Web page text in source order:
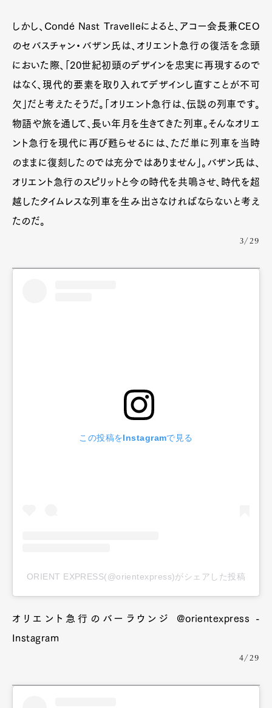
しかし、Condé Nast Travelleによると、アコー会長兼CEO
のセバスチャン・バザン氏は、オリエント急行の復活を念頭
においた際、「20世紀初頭のデザインを忠実に再現するので
はなく、現代的要素を取り入れてデザインし直すことが不可
欠」だと考えたそうだ。「オリエント急行は、伝説の列車です。
物語や旅を通して、長い年月を生きてきた列車。そんなオリエ
ント急行を現代に再び甦らせるには、ただ単に列車を当時
のままに復刻したのでは充分ではありません」。バザン氏は、
オリエント急行のスピリットと今の時代を共鳴させ、時代を超
越したタイムレスな列車を生み出さなければならないと考え
たのだ。
3/29
この投稿をInstagramで見る
ORIENT EXPRESS(@orientexpress)がシェアした投稿
オリエント急行のバーラウンジ @orientexpress -
Instagram
4/29